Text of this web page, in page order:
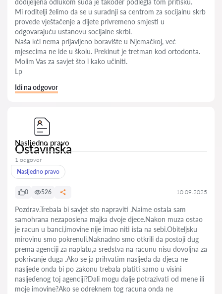
dodijeljena odlukom suda je također podlegla tom pritisku.
Mi roditelji želimo da se u suradnji sa centrom za socijalnu skrb
provede vještačenje a dijete privremeno smjesti u
odgovarajuću ustanovu socijalne skrbi.
Naša kći nema prijavljeno boravište u Njemačkoj, već
mjesecima ne ide u školu. Prekinut je tretman kod ortodonta.
Molim Vas za savjet što i kako učiniti.
Lp
Idi na odgovor
Nasljedno pravo
Ostavinska
1 odgovor
Nasljedno pravo
0 526 10.09.2025
Pozdrav.Trebala bi savjet sto napraviti .Naime ostala sam
samohrana nezaposlena majka dvoje djece.Nakon muza ostao
je racun u banci,imovine nije imao niti ista na sebi.Obiteljsku
mirovinu smo pokrenuli.Naknadno smo otkrili da postoji dug
prema agenciji za naplatu,a sredstva na racunu nisu dovoljna za
pokrivanje duga .Ako se ja prihvatim nasljeđa da djeca ne
nasljede onda bi po zakonu trebala platiti samo u visini
nasljeđenog toj agenciji?Dali mogu dalje potrazivati od mene ili
moje imovine?Ako se odreknem tog racuna onda ne